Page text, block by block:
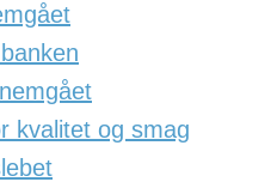
kvalitet og smag